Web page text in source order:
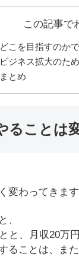
この記事で
どこを目指すのか
ビジネス拡大のた
まとめ
ることは
変わってきます
、
と、月収20万
ることは、また